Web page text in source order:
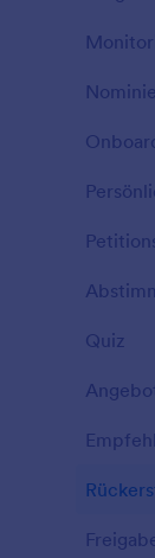
Quiz